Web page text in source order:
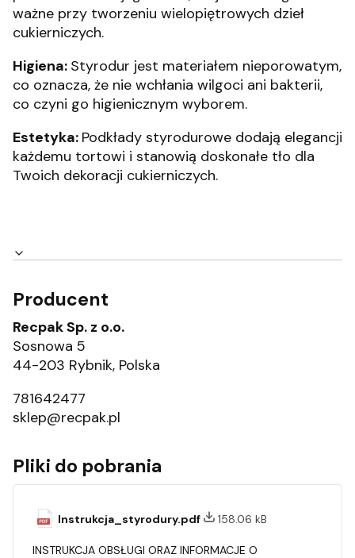
ważne przy tworzeniu wielopiętrowych dzieł
cukierniczych.
Higiena: Styrodur jest materiałem nieporowatym,
co oznacza, że nie wchłania wilgoci ani bakterii,
co czyni go higienicznym wyborem.
Estetyka: Podkłady styrodurowe dodają elegancji
każdemu tortowi i stanowią doskonałe tło dla
Twoich dekoracji cukierniczych.
Producent
Recpak Sp. z o.o.
Sosnowa 5
44-203 Rybnik, Polska
781642477
sklep@recpak.pl
Pliki do pobrania
Instrukcja_styrodury.pdf 158.06 kB
INSTRUKCJA OBSŁUGI ORAZ INFORMACJE O